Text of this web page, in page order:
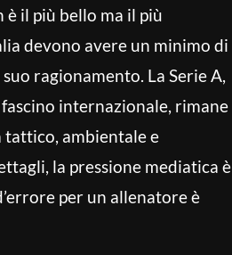
è il più bello ma il più
devono avere un minimo di
ragionamento. La Serie A,
internazionale, rimane
tattico, ambientale e
la pressione mediatica è
per un allenatore è